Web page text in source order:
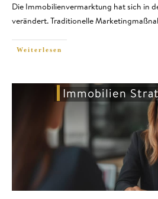
Die Immobilienvermarktung hat sich in
verändert. Traditionelle
Weiterlesen
Immobilien